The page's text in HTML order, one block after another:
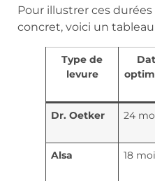
Pour illustrer ces
concret, voici un
Type de
levure
Dr. Oetker 24
Alsa
18